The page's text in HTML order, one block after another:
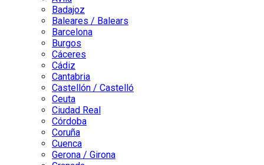
Badajoz
Baleares / Balears
Barcelona
Burgos
Cáceres
Cádiz
Cantabria
Castellón / Castelló
Ceuta
Ciudad Real
Córdoba
Coruña
Cuenca
Gerona / Girona